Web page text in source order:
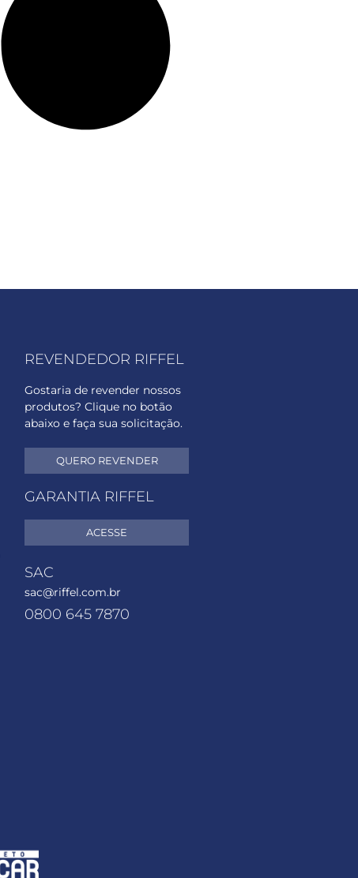
REVENDEDOR RIFFEL
Gostaria de revender nossos
produtos? Clique no botão
abaixo e faça sua solicitação.
QUERO REVENDER
GARANTIA RIFFEL
ACESSE
SAC
sac@riffel.com.br
0800 645 7870